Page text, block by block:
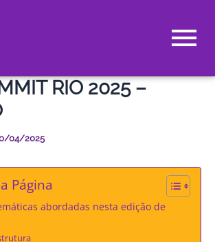
RIO 2025 –
04/2025
Página
abordadas nesta edição de